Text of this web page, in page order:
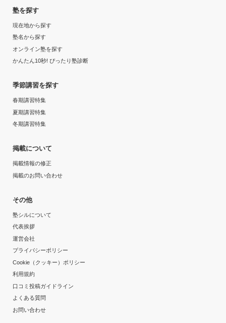
塾を探す
現在地から探す
塾名から探す
オンライン塾を探す
かんたん10秒! ぴったり塾診断
季節講習を探す
春期講習特集
夏期講習特集
冬期講習特集
掲載について
掲載情報の修正
掲載のお問い合わせ
その他
塾シルについて
代表挨拶
運営会社
プライバシーポリシー
Cookie（クッキー）ポリシー
利用規約
口コミ投稿ガイドライン
よくある質問
お問い合わせ